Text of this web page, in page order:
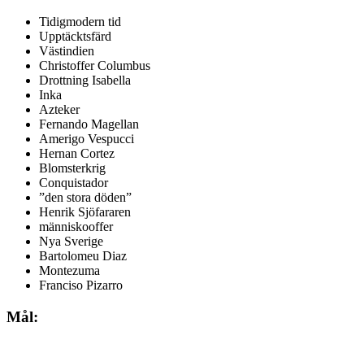
Tidigmodern tid
Upptäcktsfärd
Västindien
Christoffer Columbus
Drottning Isabella
Inka
Azteker
Fernando Magellan
Amerigo Vespucci
Hernan Cortez
Blomsterkrig
Conquistador
”den stora döden”
Henrik Sjöfararen
människooffer
Nya Sverige
Bartolomeu Diaz
Montezuma
Franciso Pizarro
Mål: